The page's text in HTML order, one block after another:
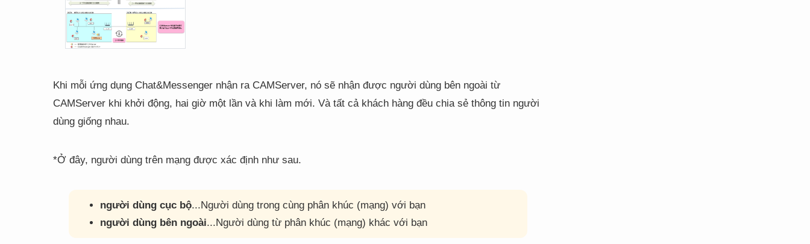
Khi mỗi ứng dụng Chat&Messenger nhận ra CAMServer, nó sẽ nhận được người dùng bên ngoài từ
CAMServer khi khởi động, hai giờ một lần và khi làm mới. Và tất cả khách hàng đều chia sẻ thông tin người
dùng giống nhau.
*Ở đây, người dùng trên mạng được xác định như sau.
người dùng cục bộ...Người dùng trong cùng phân khúc (mạng) với bạn
người dùng bên ngoài...Người dùng từ phân khúc (mạng) khác với bạn